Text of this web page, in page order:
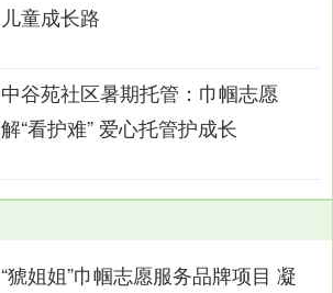
儿童成长路
中谷苑社区暑期托管：巾帼志愿
解“看护难” 爱心托管护成长
“猇姐姐”巾帼志愿服务品牌项目 凝